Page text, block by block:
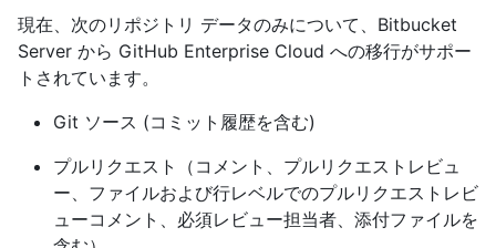
現在、次のリポジトリ データのみについて、Bitbucket
Server から GitHub Enterprise Cloud への移行がサポー
トされています。
Git ソース (コミット履歴を含む)
プルリクエスト（コメント、プルリクエストレビュ
ー、ファイルおよび行レベルでのプルリクエストレビ
ューコメント、必須レビュー担当者、添付ファイルを